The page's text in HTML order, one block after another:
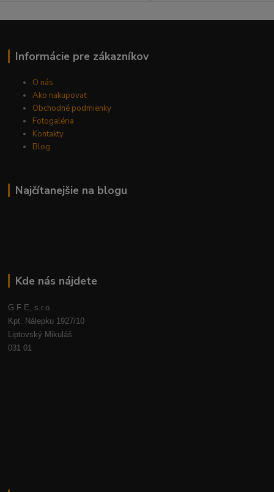
Informácie pre zákazníkov
O nás
Ako nakupovať
Obchodné podmienky
Fotogaléria
Kontakty
Blog
Najčítanejšie na blogu
Kde nás nájdete
G F E, s.r.o.
Kpt. Nálepku 1927/10
Liptovský Mikuláš
031 01